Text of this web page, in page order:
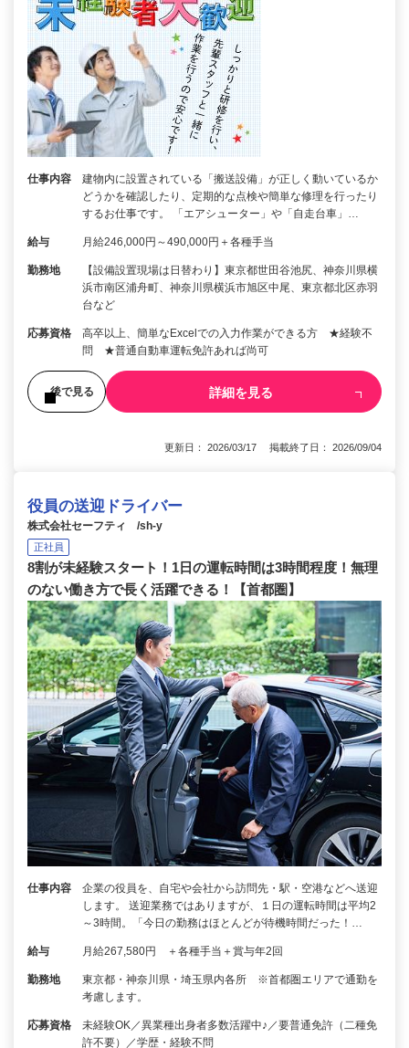
仕事内容
建物内に設置されている「搬送設備」が正しく動いているか
どうかを確認したり、定期的な点検や簡単な修理を行ったり
するお仕事です。 「エアシューター」や「自走台車」…
給与 月給246,000円～490,000円＋各種手当
勤務地
【設備設置現場は日替わり】東京都世田谷池尻、神奈川県横
浜市南区浦舟町、神奈川県横浜市旭区中尾、東京都北区赤羽
台など
応募資格
高卒以上、簡単なExcelでの入力作業ができる方 ★経験不
問 ★普通自動車運転免許あれば尚可
後で見る 詳細を見る
更新日： 2026/03/17 掲載終了日： 2026/09/04
役員の送迎ドライバー
株式会社セーフティ /sh-y
正社員
8割が未経験スタート！1日の運転時間は3時間程度！無理
のない働き方で長く活躍できる！【首都圏】
仕事内容
企業の役員を、自宅や会社から訪問先・駅・空港などへ送迎
します。 送迎業務ではありますが、１日の運転時間は平均2
～3時間。「今日の勤務はほとんどが待機時間だった！…
給与 月給267,580円 ＋各種手当＋賞与年2回
勤務地
東京都・神奈川県・埼玉県内各所 ※首都圏エリアで通勤を
考慮します。
応募資格
未経験OK／異業種出身者多数活躍中♪／要普通免許（二種免
許不要）／学歴・経験不問